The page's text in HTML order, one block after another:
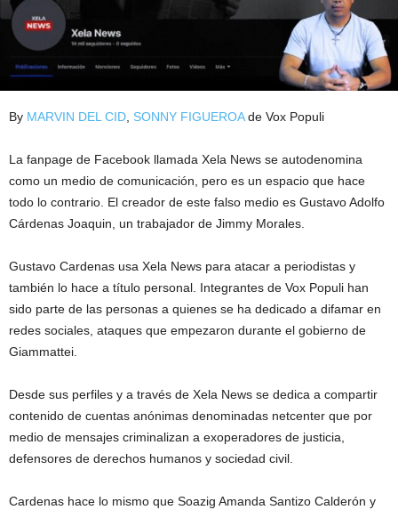
By MARVIN DEL CID SONNY FIGUEROAde Vox Populi
La fanpage de Facebook llamada Xela News se autodenomina
como un medio de comunicación, pero es un espacio que hace
todo lo contrario. El creador de este falso medio es Gustavo Adolfo
Cárdenas Joaquin, un trabajador de Jimmy Morales.
Gustavo Cardenas usa Xela News para atacar a periodistas y
también lo hace a título personal. Integrantes de Vox Populi han
sido parte de las personas a quienes se ha dedicado a difamar en
redes sociales, ataques que empezaron durante el gobierno de
Giammattei.
Desde sus perfiles y a través de Xela News se dedica a compartir
contenido de cuentas anónimas denominadas netcenter que por
medio de mensajes criminalizan a exoperadores de justicia,
defensores de derechos humanos y sociedad civil.
Cardenas hace lo mismo que Soazig Amanda Santizo Calderón y